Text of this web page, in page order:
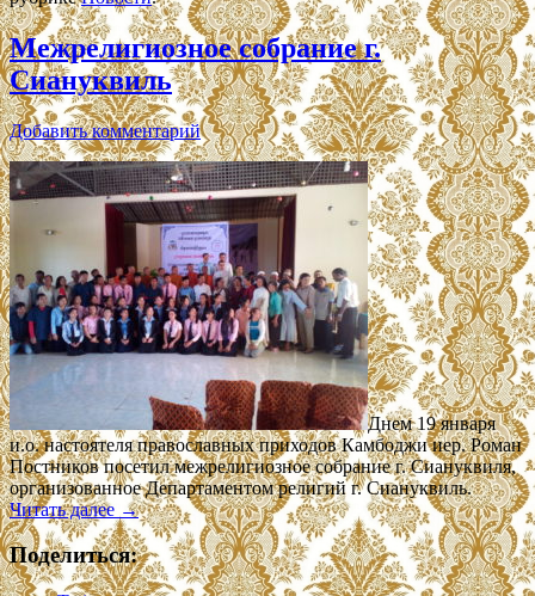
Межрелигиозное собрание г.
Сиануквиль
Добавить комментарий
Днем 19 января
и.о. настоятеля православных приходов Камбоджи иер. Роман
Постников посетил межрелигиозное собрание г. Сиануквиля,
организованное Департаментом религий г. Сиануквиль.
Читать далее →
Поделиться: